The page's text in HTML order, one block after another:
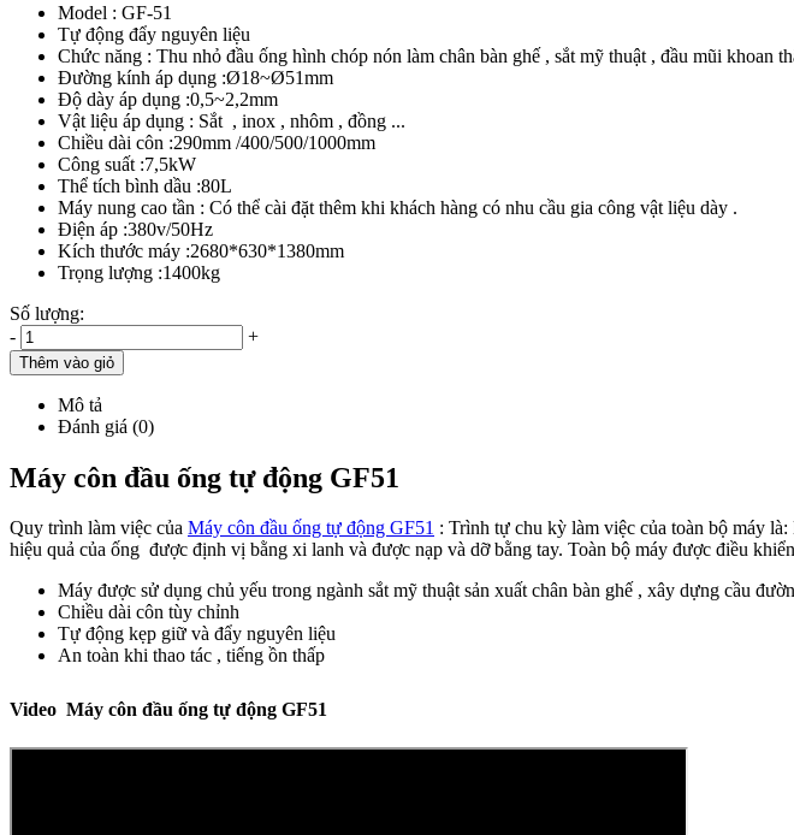
Model : GF-51
Tự động đẩy nguyên liệu
Chức năng : Thu nhỏ đầu ống hình chóp nón làm chân bàn ghế , sắt mỹ thuật , đầu mũi khoan
Đường kính áp dụng :Ø18~Ø51mm
Độ dày áp dụng :0,5~2,2mm
Vật liệu áp dụng : Sắt , inox , nhôm , đồng ...
Chiều dài côn :290mm /400/500/1000mm
Công suất :7,5kW
Thể tích bình dầu :80L
Máy nung cao tần : Có thể cài đặt thêm khi khách hàng có nhu cầu gia công vật liệu dày .
Điện áp :380v/50Hz
Kích thước máy :2680*630*1380mm
Trọng lượng :1400kg
Số lượng:
-
+
Thêm vào giỏ
Mô tả
Đánh giá (0)
Máy côn đầu ống tự động GF51
Quy trình làm việc của Máy côn đầu ống tự động GF51 : Trình tự chu kỳ làm việc của toàn bộ máy
hiệu quả của ống được định vị bằng xi lanh và được nạp và dỡ bằng tay. Toàn bộ máy được điều
Máy được sử dụng chủ yếu trong ngành sắt mỹ thuật sản xuất chân bàn ghế , xây dựng cầu
Chiều dài côn tùy chỉnh
Tự động kẹp giữ và đẩy nguyên liệu
An toàn khi thao tác , tiếng ồn thấp
Video Máy côn đầu ống tự động GF51